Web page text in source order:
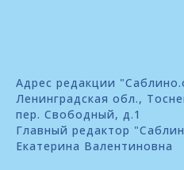
Адрес редакции
Ленинградская обл.,
пер. Свободный, д.1
Главный редактор
Екатерина Валентиновна